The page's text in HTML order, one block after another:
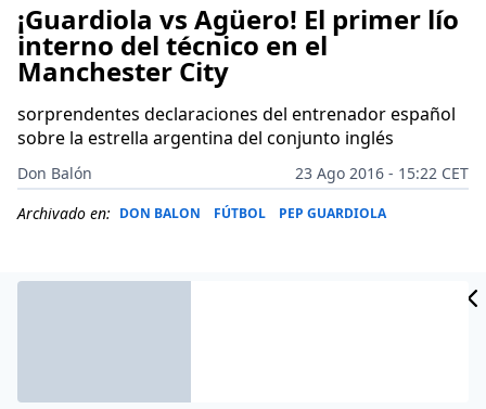
¡Guardiola vs Agüero! El primer lío
interno del técnico en el
Manchester City
sorprendentes declaraciones del entrenador español
sobre la estrella argentina del conjunto inglés
Don Balón
23 Ago 2016 - 15:22 CET
Archivado en: DON BALON FÚTBOL PEP GUARDIOLA